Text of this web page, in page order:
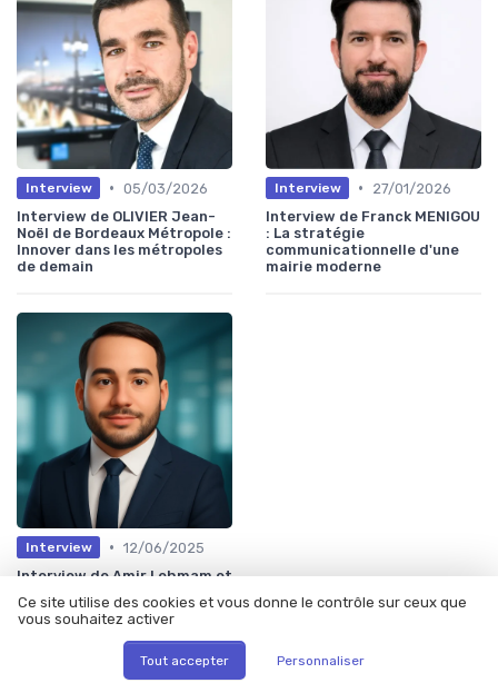
Interview • 05/03/2026
Interview de OLIVIER Jean-
Noël de Bordeaux Métropole :
Innover dans les métropoles
de demain
Interview •
27/01/2026
Interview de Franck MENIGOU
: La stratégie
communicationnelle d'une
mairie moderne
Interview • 12/06/2025
Interview de Amir Lehmam et
rôle du Chief Digital Officer à
l’ère du Big Data
Ce site utilise des cookies et vous donne le contrôle sur ceux que
vous souhaitez activer
Tout accepter Personnaliser